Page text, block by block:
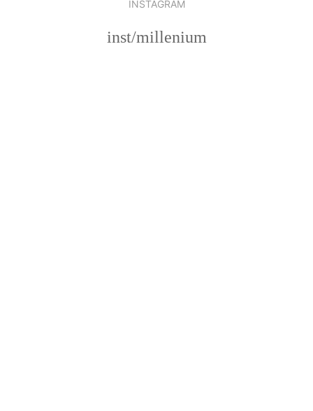
INSTAGRAM
inst/millenium